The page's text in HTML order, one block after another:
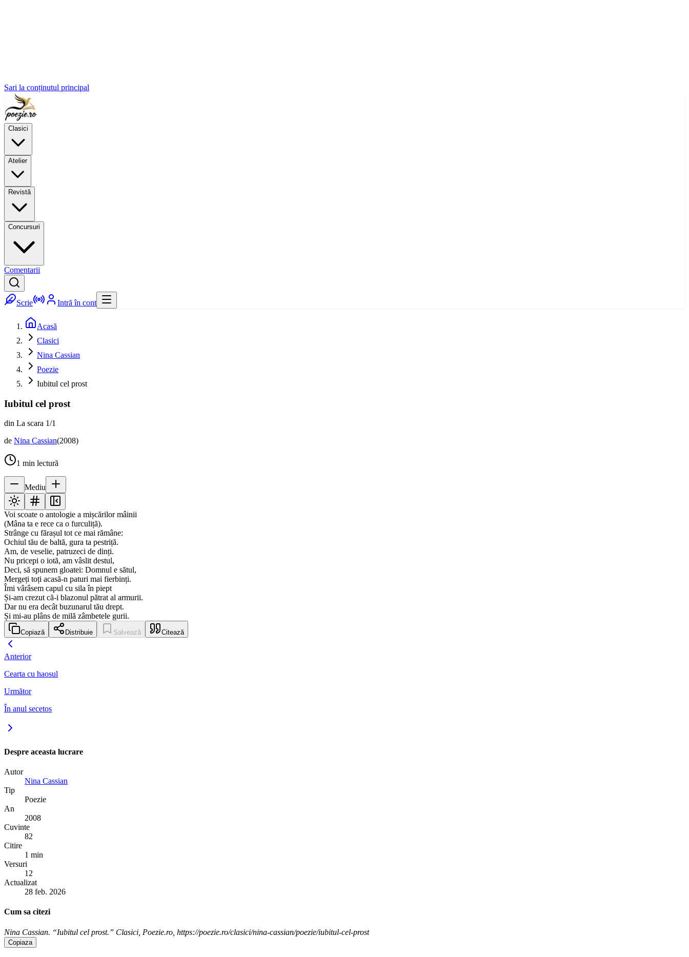
Sari la conținutul principal
Clasici
Atelier
Revistă
Concursuri
Comentarii
Scrie Intră în cont
Acasă
Clasici
Nina Cassian
Poezie
Iubitul cel prost
Iubitul cel prost
din La scara 1/1
de Nina Cassian(2008)
1 min lectură
Mediu
Voi scoate o antologie a mișcărilor mâinii
(Mâna ta e rece ca o furculiță).
Strânge cu fărașul tot ce mai rămâne:
Ochiul tău de baltă, gura ta pestriță.
Am, de veselie, patruzeci de dinți.
Nu pricepi o iotă, am vâslit destul,
Deci, să spunem gloatei: Domnul e sătul,
Mergeți toți acasă-n paturi mai fierbinți.
Îmi vârâsem capul cu sila în piept
Și-am crezut că-i blazonul pătrat al armurii.
Dar nu era decât buzunarul tău drept.
Și mi-au plâns de milă zâmbetele gurii.
Copiază Distribuie Salvează Citează
Anterior
Cearta cu haosul
Următor
În anul secetos
Despre aceasta lucrare
Autor
Nina Cassian
Tip
Poezie
An
2008
Cuvinte
82
Citire
1 min
Versuri
12
Actualizat
28 feb. 2026
Cum sa citezi
Nina Cassian. “Iubitul cel prost.” Clasici, Poezie.ro, https://poezie.ro/clasici/nina-cassian/poezie/iubitul-cel-prost
Copiaza